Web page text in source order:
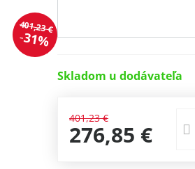
401,23 €
31%
Skladom u dodávateľa
401,23 €
276,85 €